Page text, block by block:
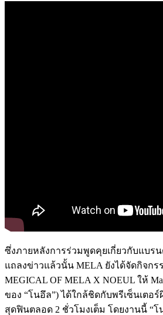
ซึ่งภายหลังการร่วมพูดคุยเกี่ยวกับแบ
แถลงข่าวแล้วนั้น MELA ยังได้จัดกิจก
MEGICAL OF MELA X NOEUL ให้
ของ “โนอึล”) ได้ใกล้ชิดกับพรีเซ็นเตอร์
สุดฟินตลอด 2 ชั่วโมงเต็ม โดยงานนี้ “